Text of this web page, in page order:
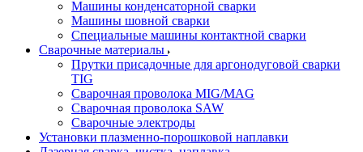
Машины конденсаторной сварки
Машины шовной сварки
Специальные машины контактной сварки
Сварочные материалы
Прутки присадочные для аргонодуговой сварки
TIG
Сварочная проволока MIG/MAG
Сварочная проволока SAW
Сварочные электроды
Установки плазменно-порошковой наплавки